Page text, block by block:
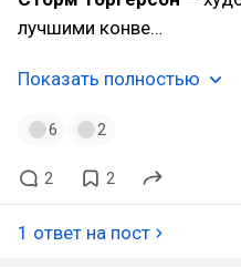
лучшими конве…
Показать полностью
6 2
2 2
1 ответ на пост